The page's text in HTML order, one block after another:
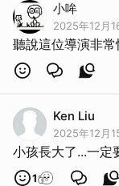
小哞
2025年12月
聽說這位導演非
Ken Liu
2025年12月
小孩長大了...一定
1